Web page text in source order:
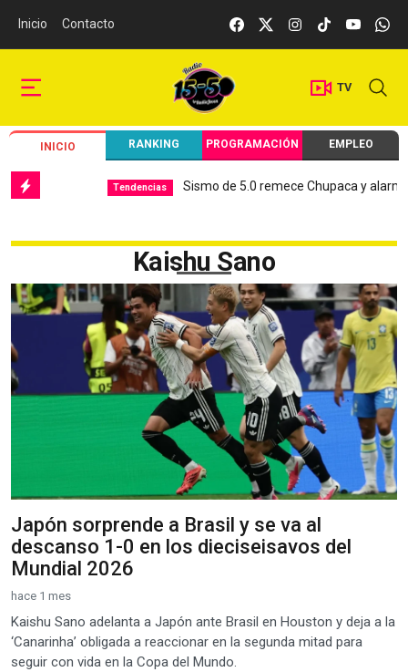
Inicio Contacto
TV
INICIO RANKING PROGRAMACIÓN EMPLEO
Tendencias Sismo de 5.0 remece Chupaca y alarma a
Kaishu Sano
Japón sorprende a Brasil y se va al
descanso 1-0 en los dieciseisavos del
Mundial 2026
hace 1 mes
Kaishu Sano adelanta a Japón ante Brasil en Houston y deja a la
‘Canarinha’ obligada a reaccionar en la segunda mitad para
seguir con vida en la Copa del Mundo.